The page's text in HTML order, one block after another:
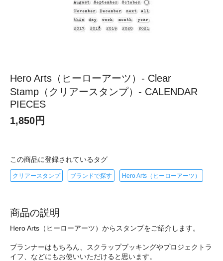
Hero Arts（ヒーローアーツ）- Clear
Stamp（クリアースタンプ）- CALENDAR
PIECES
1,850円
この商品に登録されているタグ
クリアースタンプ ブランドで探す Hero Arts（ヒーローアーツ）
商品の説明
Hero Arts（ヒーローアーツ）からスタンプをご紹介します。
プランナーはもちろん、スクラップブッキングやプロジェクトラ
イフ、などにもお使いいただけると思います。